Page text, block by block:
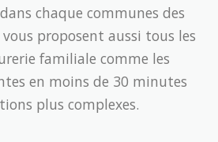
chaque communes des
proposent aussi tous les
familiale comme les
en moins de 30 minutes
plus complexes.